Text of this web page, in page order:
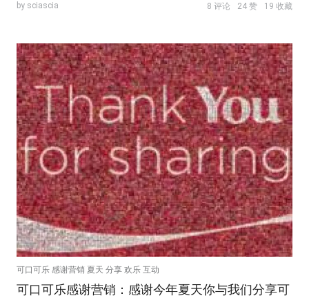
by sciascia 8 评论 24 赞 19 收藏
可口可乐 感谢营销 夏天 分享 欢乐 互动
可口可乐感谢营销：感谢今年夏天你与我们分享可